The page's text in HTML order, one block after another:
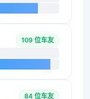
109 位车友
84 位车友